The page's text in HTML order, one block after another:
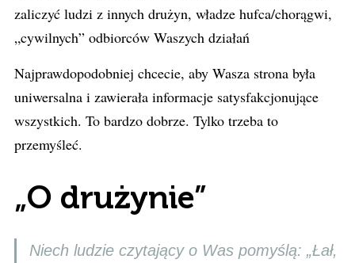
zaliczyć ludzi z innych drużyn, władze hufca/chorągwi,
„cywilnych” odbiorców Waszych działań
Najprawdopodobniej chcecie, aby Wasza strona była
uniwersalna i zawierała informacje satysfakcjonujące
wszystkich. To bardzo dobrze. Tylko trzeba to
przemyśleć.
„O drużynie”
Niech ludzie czytający o Was pomyślą: „Łał,